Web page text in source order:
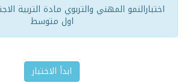
اختبارالنمو المهني والتربوي مادة التربية
اول متوسط
ابدأ الاختبار